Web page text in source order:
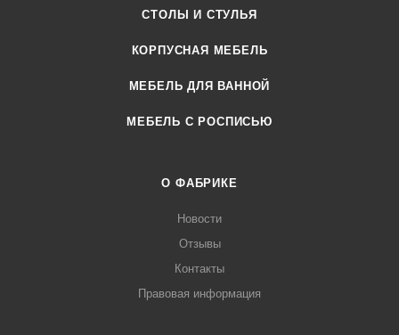
СТОЛЫ И СТУЛЬЯ
КОРПУСНАЯ МЕБЕЛЬ
МЕБЕЛЬ ДЛЯ ВАННОЙ
МЕБЕЛЬ С РОСПИСЬЮ
О ФАБРИКЕ
Новости
Отзывы
Контакты
Правовая информация